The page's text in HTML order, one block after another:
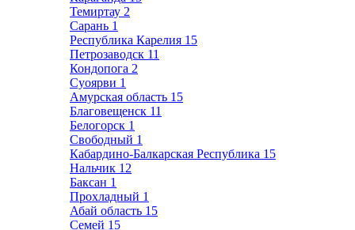
Темиртау 2
Сарань 1
Республика Карелия 15
Петрозаводск 11
Кондопога 2
Суоярви 1
Амурская область 15
Благовещенск 11
Белогорск 1
Свободный 1
Кабардино-Балкарская Республика 15
Нальчик 12
Баксан 1
Прохладный 1
Абай область 15
Семей 15